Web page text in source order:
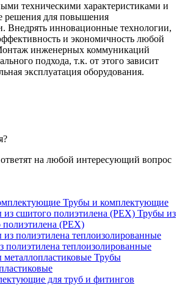
техническими характеристиками и
решения для повышения
Внедрять инновационные технологии,
и экономичность любой
инженерных коммуникаций
подхода, т.к. от этого зависит
эксплуатация оборудования.
на любой интересующий вопрос
Трубы и комплектующие
Трубы из
полиэтилена (PEX)
полиэтилена теплоизолированные
Трубы